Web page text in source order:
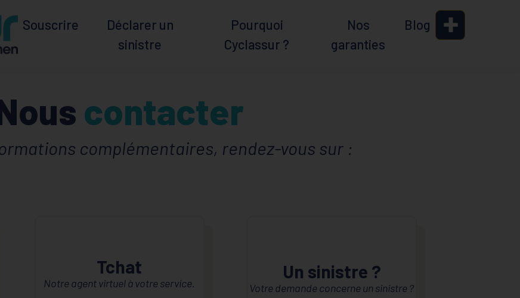
Souscrire
Déclarer un
sinistre
Pourquoi
Cyclassur ?
Nos
garanties
Blog
contacter
complémentaires, rendez-vous sur :
Tchat
Notre agent virtuel à votre service.
Un sinistre ?
Votre demande concerne un sinistre ?